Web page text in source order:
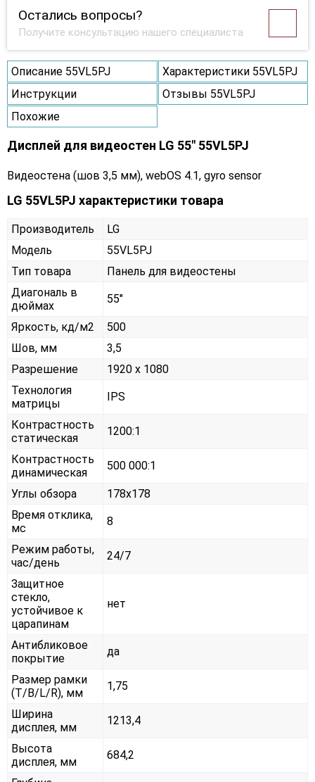
Остались вопросы?
Получите консультацию нашего специалиста
Описание 55VL5PJ
Характеристики 55VL5PJ
Инструкции
Отзывы 55VL5PJ
Похожие
Дисплей для видеостен LG 55" 55VL5PJ
Видеостена (шов 3,5 мм), webOS 4.1, gyro sensor
LG 55VL5PJ характеристики товара
Производитель
LG
Модель
55VL5PJ
Тип товара
Панель для видеостены
Диагональ в
дюймах
55"
Яркость, кд/м2
500
Шов, мм
3,5
Разрешение
1920 x 1080
Технология
матрицы
IPS
Контрастность
статическая
1200:1
Контрастность
динамическая
500 000:1
Углы обзора
178x178
Время отклика,
мс
8
Режим работы,
час/день
24/7
Защитное
стекло,
устойчивое к
царапинам
нет
Антибликовое
покрытие
да
Размер рамки
(T/B/L/R), мм
1,75
Ширина
дисплея, мм
1213,4
Высота
дисплея, мм
684,2